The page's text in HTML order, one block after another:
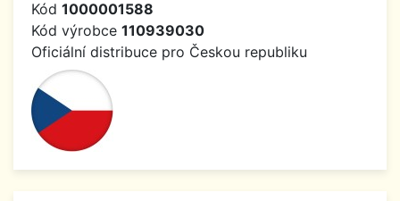
Kód 1000001588
Kód výrobce 110939030
Oficiální distribuce pro Českou republiku